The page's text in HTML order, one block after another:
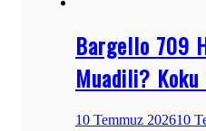
Bargello 709
Muadili?
10 Temmuz 202610